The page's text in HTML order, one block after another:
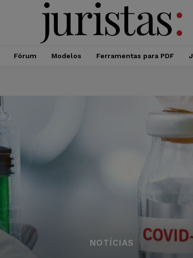
Fórum Modelos Ferramentas para PDF
NOTÍCIAS